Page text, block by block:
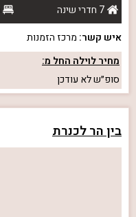
7 חדרי שינה
איש קשר: מרכז הזמנות
מחיר לוילה החל מ:
סופ״שלא עודכן
בין הר לכנרת